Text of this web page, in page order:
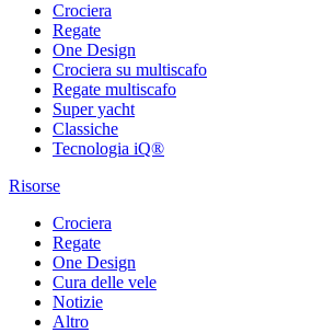
Crociera
Regate
One Design
Crociera su multiscafo
Regate multiscafo
Super yacht
Classiche
Tecnologia iQ®
Risorse
Crociera
Regate
One Design
Cura delle vele
Notizie
Altro